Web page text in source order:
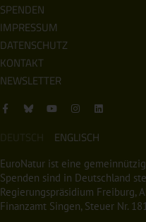
SPENDEN
IMPRESSUM
DATENSCHUTZ
KONTAKT
NEWSLETTER
DEUTSCH ENGLISCH
EuroNatur ist eine
Spenden sind in Deutschland
Regierungspräsidium Freiburg,
Finanzamt Singen, Steuer Nr.